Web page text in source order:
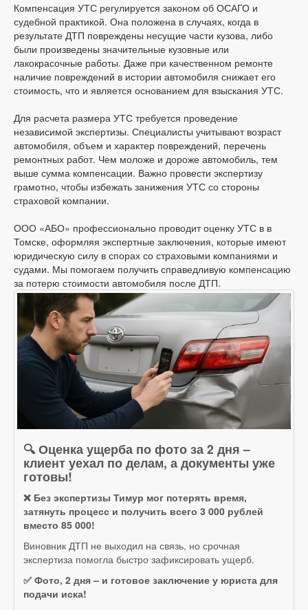
Компенсация УТС регулируется законом об ОСАГО и
судебной практикой. Она положена в случаях, когда в
результате ДТП повреждены несущие части кузова, либо
были произведены значительные кузовные или
лакокрасочные работы. Даже при качественном ремонте
наличие повреждений в истории автомобиля снижает его
стоимость, что и является основанием для взыскания УТС.
Для расчета размера УТС требуется проведение
независимой экспертизы. Специалисты учитывают возраст
автомобиля, объем и характер повреждений, перечень
ремонтных работ. Чем моложе и дороже автомобиль, тем
выше сумма компенсации. Важно провести экспертизу
грамотно, чтобы избежать занижения УТС со стороны
страховой компании.
ООО «АБО» профессионально проводит оценку УТС в в
Томске, оформляя экспертные заключения, которые имеют
юридическую силу в спорах со страховыми компаниями и
судами. Мы помогаем получить справедливую компенсацию
за потерю стоимости автомобиля после ДТП.
🔍 Оценка ущерба по фото за 2 дня –
клиент уехал по делам, а документы уже
готовы!
❌ Без экспертизы Тимур мог потерять время,
затянуть процесс и получить всего 3 000 рублей
вместо 85 000!
Виновник ДТП не выходил на связь, но срочная
экспертиза помогла быстро зафиксировать ущерб.
✅ Фото, 2 дня – и готовое заключение у юриста для
подачи иска!